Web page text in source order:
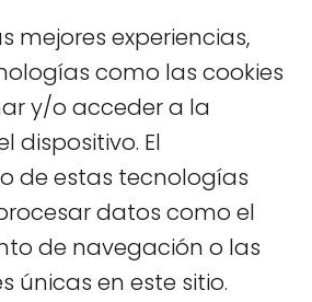
mejores experiencias,
como las cookies
y/o acceder a la
dispositivo. El
de estas tecnologías
datos como el
de navegación o las
únicas en este sitio.
El mural cerámico de Hanói